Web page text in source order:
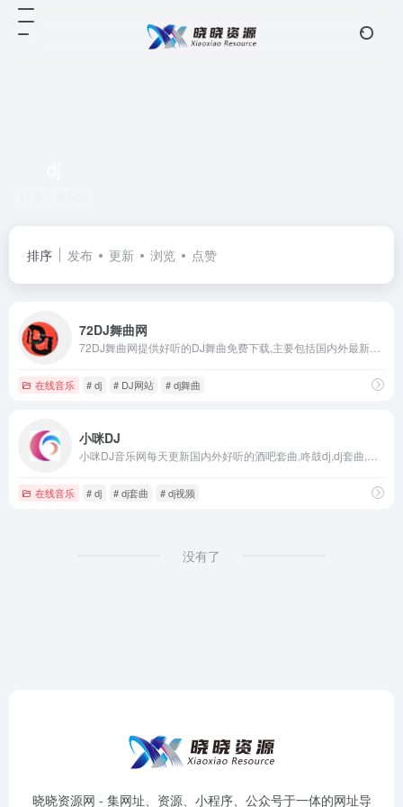
排序 发布 更新 浏览 点赞
72DJ舞曲网
在线音乐 # dj # DJ网站 # dj舞曲
小咪DJ
在线音乐 # dj # dj套曲 # dj视频
没有了
晓晓资源网 - 集网址、资源、小程序、公众号于一体的网址导